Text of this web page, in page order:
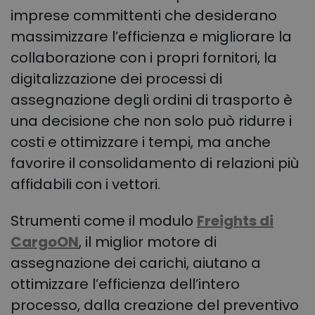
imprese committenti che desiderano
massimizzare l’efficienza e migliorare la
collaborazione con i propri fornitori, la
digitalizzazione dei processi di
assegnazione degli ordini di trasporto è
una decisione che non solo può ridurre i
costi e ottimizzare i tempi, ma anche
favorire il consolidamento di relazioni più
affidabili con i vettori.
Strumenti come il modulo Freights di
CargoON, il miglior motore di
assegnazione dei carichi, aiutano a
ottimizzare l’efficienza dell’intero
processo, dalla creazione del preventivo